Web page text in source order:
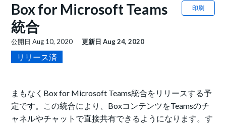
印刷
Box for Microsoft Teams
統合
公開日Aug 10, 2020 更新日Aug 24, 2020
リリース済
まもなくBox for Microsoft Teams統合をリリースする予
定です。この統合により、BoxコンテンツをTeamsのチ
ャネルやチャットで直接共有できるようになります。す